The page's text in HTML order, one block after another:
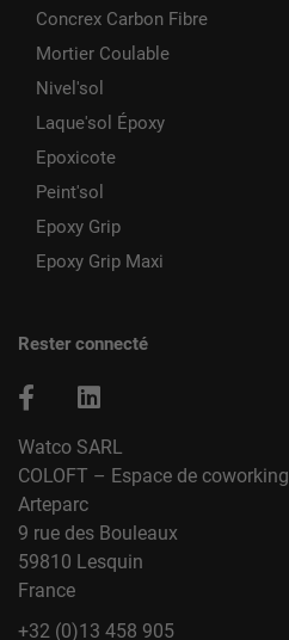
Concrex Carbon Fibre
Mortier Coulable
Nivel'sol
Laque'sol Époxy
Epoxicote
Peint'sol
Epoxy Grip
Epoxy Grip Maxi
Rester connecté
Watco SARL
COLOFT – Espace de coworking
Arteparc
9 rue des Bouleaux
59810 Lesquin
France
+32 (0)13 458 905